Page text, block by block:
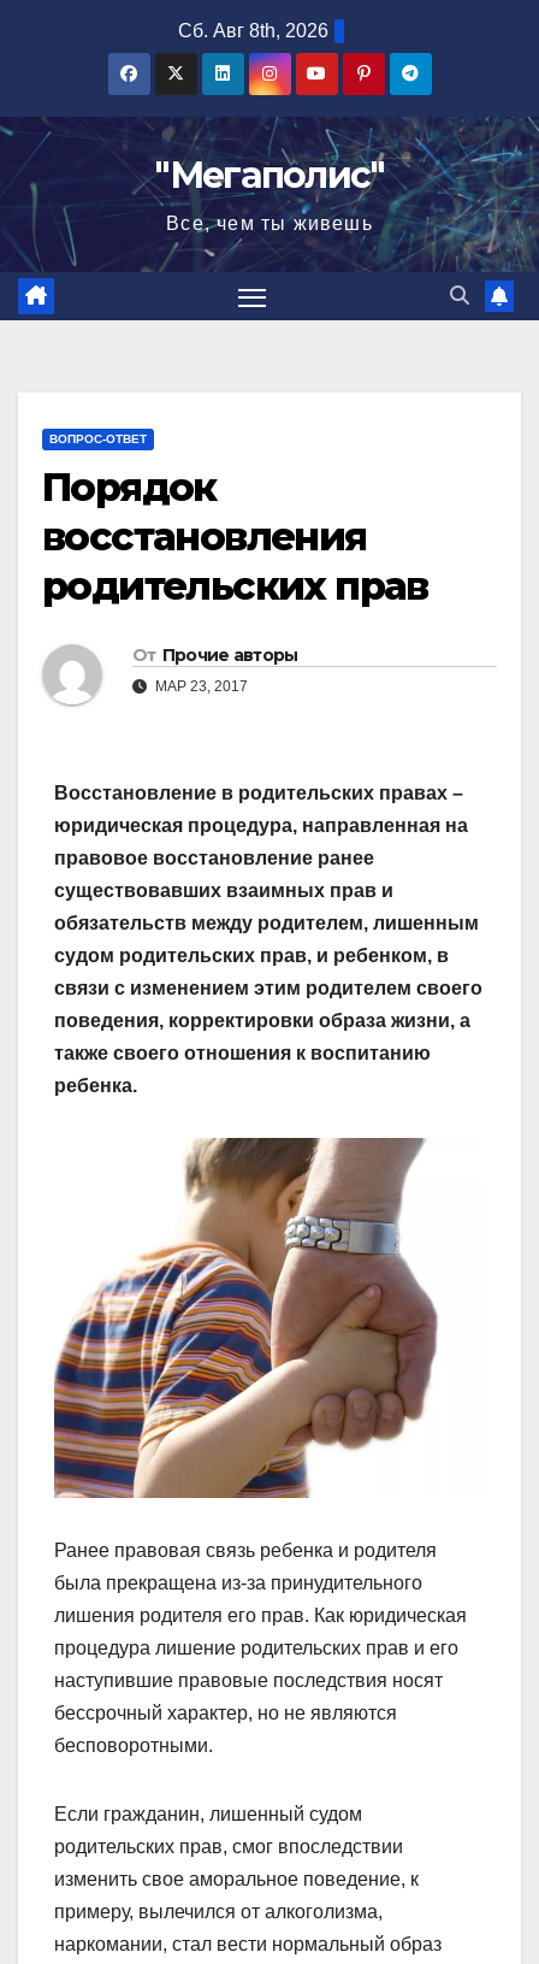
Сб. Авг 8th, 2026
"Мегаполис"
Все, чем ты живешь
ВОПРОС-ОТВЕТ
Порядок
восстановления
родительских прав
От Прочие авторы
МАР 23, 2017
Восстановление в родительских правах –
юридическая процедура, направленная на
правовое восстановление ранее
существовавших взаимных прав и
обязательств между родителем, лишенным
судом родительских прав, и ребенком, в
связи с изменением этим родителем своего
поведения, корректировки образа жизни, а
также своего отношения к воспитанию
ребенка.
Ранее правовая связь ребенка и родителя
была прекращена из-за принудительного
лишения родителя его прав. Как юридическая
процедура лишение родительских прав и его
наступившие правовые последствия носят
бессрочный характер, но не являются
бесповоротными.
Если гражданин, лишенный судом
родительских прав, смог впоследствии
изменить свое аморальное поведение, к
примеру, вылечился от алкоголизма,
наркомании, стал вести нормальный образ